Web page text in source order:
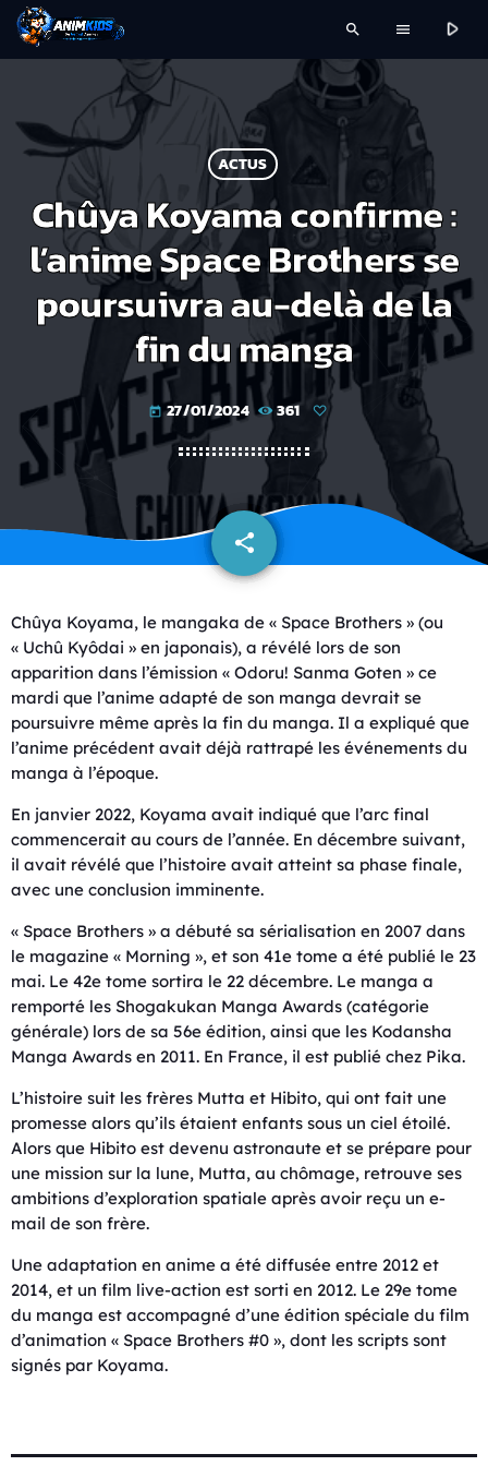
search menu play_arrow
ACTUS
Chûya Koyama confirme :
l’anime Space Brothers se
poursuivra au-delà de la
fin du manga
today 27/01/2024 361
share
email
Chûya Koyama, le mangaka de « Space Brothers » (ou
« Uchû Kyôdai » en japonais), a révélé lors de son
apparition dans l’émission « Odoru! Sanma Goten » ce
mardi que l’anime adapté de son manga devrait se
poursuivre même après la fin du manga. Il a expliqué que
l’anime précédent avait déjà rattrapé les événements du
manga à l’époque.
En janvier 2022, Koyama avait indiqué que l’arc final
commencerait au cours de l’année. En décembre suivant,
il avait révélé que l’histoire avait atteint sa phase finale,
avec une conclusion imminente.
« Space Brothers » a débuté sa sérialisation en 2007 dans
le magazine « Morning », et son 41e tome a été publié le 23
mai. Le 42e tome sortira le 22 décembre. Le manga a
remporté les Shogakukan Manga Awards (catégorie
générale) lors de sa 56e édition, ainsi que les Kodansha
Manga Awards en 2011. En France, il est publié chez Pika.
L’histoire suit les frères Mutta et Hibito, qui ont fait une
promesse alors qu’ils étaient enfants sous un ciel étoilé.
Alors que Hibito est devenu astronaute et se prépare pour
une mission sur la lune, Mutta, au chômage, retrouve ses
ambitions d’exploration spatiale après avoir reçu un e-
mail de son frère.
Une adaptation en anime a été diffusée entre 2012 et
2014, et un film live-action est sorti en 2012. Le 29e tome
du manga est accompagné d’une édition spéciale du film
d’animation « Space Brothers #0 », dont les scripts sont
signés par Koyama.